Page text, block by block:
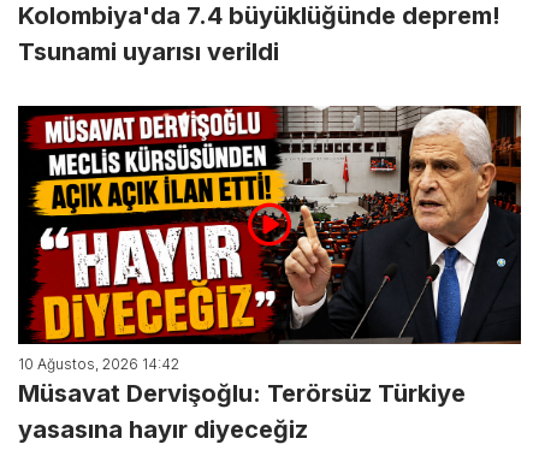
Kolombiya'da 7.4 büyüklüğünde deprem!
Tsunami uyarısı verildi
10 Ağustos, 2026 14:42
Müsavat Dervişoğlu: Terörsüz Türkiye
yasasına hayır diyeceğiz